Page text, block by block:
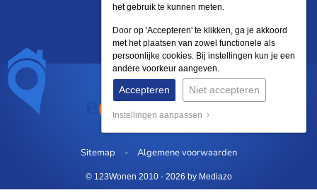
Sitemap Algemene voorwaarden
© 123Wonen 2010 - 2026 by Mediazo
het gebruik te kunnen meten.
Door op 'Accepteren' te klikken, ga je akkoord
met het plaatsen van zowel functionele als
persoonlijke cookies. Bij instellingen kun je een
andere voorkeur aangeven.
Accepteren Niet accepteren
Instellingen aanpassen